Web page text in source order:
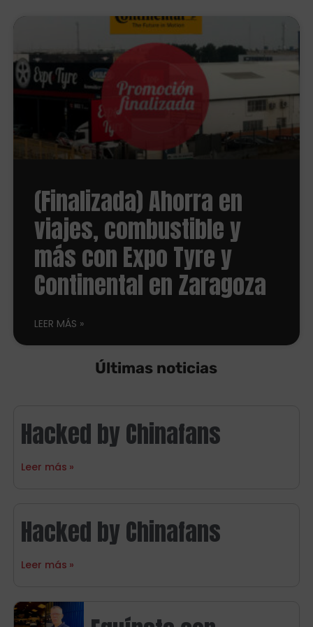
(Finalizada) Ahorra en
viajes, combustible y
más con Expo Tyre y
Continental en Zaragoza
LEER MÁS
Últimas noticias
Hacked by Chinafans
Leer más
Hacked by Chinafans
Leer más